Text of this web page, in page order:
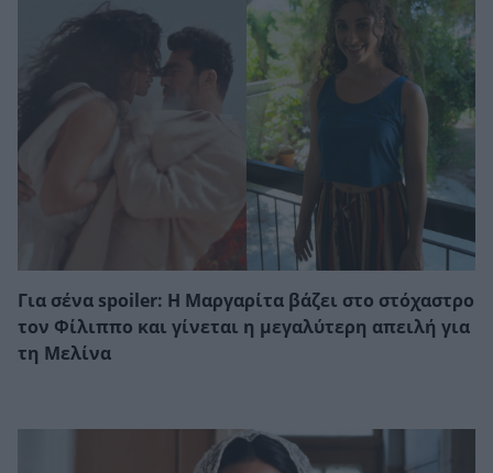
Για σένα spoiler: Η Μαργαρίτα βάζει στο στόχαστρο
τον Φίλιππο και γίνεται η μεγαλύτερη απειλή για
τη Μελίνα